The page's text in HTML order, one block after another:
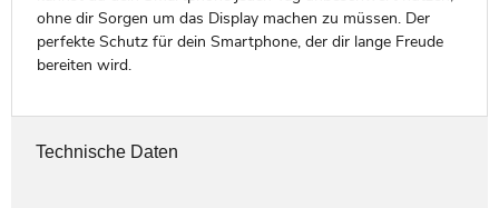
ohne dir Sorgen um das Display machen zu müssen. Der
perfekte Schutz für dein Smartphone, der dir lange Freude
bereiten wird.
Technische Daten